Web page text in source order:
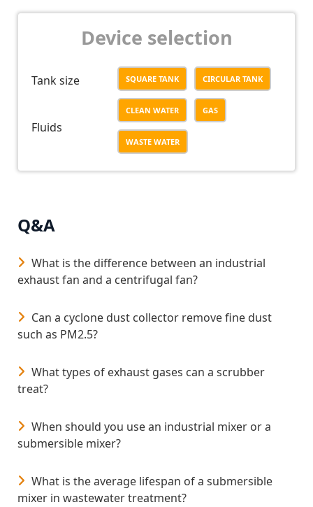
Device selection
Tank size SQUARE TANK CIRCULAR TANK
Fluids
CLEAN WATER GAS
WASTE WATER
Q&A
What is the difference between an industrial
exhaust fan and a centrifugal fan?
Can a cyclone dust collector remove fine dust
such as PM2.5?
What types of exhaust gases can a scrubber
treat?
When should you use an industrial mixer or a
submersible mixer?
What is the average lifespan of a submersible
mixer in wastewater treatment?